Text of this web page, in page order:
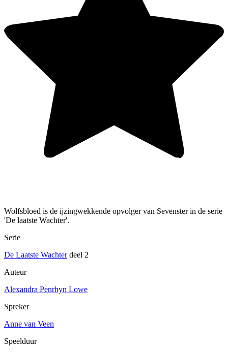
Wolfsbloed is de ijzingwekkende opvolger van Sevenster in de serie
'De laatste Wachter'.
Serie
De Laatste Wachterdeel 2
Auteur
Alexandra Penrhyn Lowe
Spreker
Anne van Veen
Speelduur